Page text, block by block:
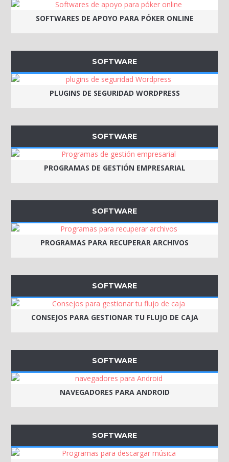
SOFTWARES DE APOYO PARA PÓKER ONLINE
SOFTWARE
PLUGINS DE SEGURIDAD WORDPRESS
SOFTWARE
PROGRAMAS DE GESTIÓN EMPRESARIAL
SOFTWARE
PROGRAMAS PARA RECUPERAR ARCHIVOS
SOFTWARE
CONSEJOS PARA GESTIONAR TU FLUJO DE CAJA
SOFTWARE
NAVEGADORES PARA ANDROID
SOFTWARE